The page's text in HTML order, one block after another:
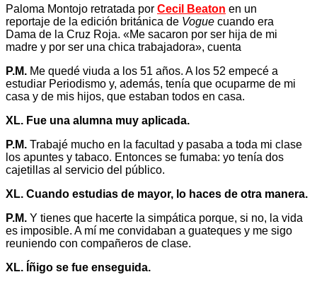
Paloma Montojo retratada por Cecil Beaton en un
reportaje de la edición británica de Vogue cuando era
Dama de la Cruz Roja. «Me sacaron por ser hija de mi
madre y por ser una chica trabajadora», cuenta
P.M. Me quedé viuda a los 51 años. A los 52 empecé a
estudiar Periodismo y, además, tenía que ocuparme de mi
casa y de mis hijos, que estaban todos en casa.
XL. Fue una alumna muy aplicada.
P.M. Trabajé mucho en la facultad y pasaba a toda mi clase
los apuntes y tabaco. Entonces se fumaba: yo tenía dos
cajetillas al servicio del público.
XL. Cuando estudias de mayor, lo haces de otra manera.
P.M. Y tienes que hacerte la simpática porque, si no, la vida
es imposible. A mí me convidaban a guateques y me sigo
reuniendo con compañeros de clase.
XL. Íñigo se fue enseguida.